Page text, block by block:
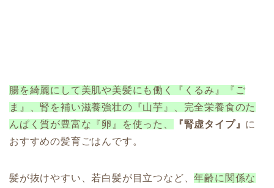
腸を綺麗にして美肌や美髪にも働く『くるみ』『ご
ま』、腎を補い滋養強壮の『山芋』、完全栄養食のた
んぱく質が豊富な『卵』を使った、
『腎虚タイプ』 に
おすすめの髪育ごはんです。
髪が抜けやすい、若白髪が目立つなど、年齢に関係な